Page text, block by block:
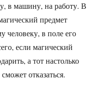
в машину, на работу. В
предмет
человеку, в поле его
если магический
а тот настолько
отказаться.